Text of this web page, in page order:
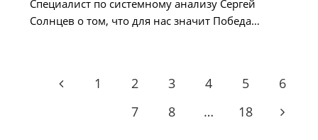
Специалист по системному анализу Сергей
Солнцев о том, что для нас значит Победа…
Go to the previous page
1 2 3 4 5
6
7
8 … 18 Go to